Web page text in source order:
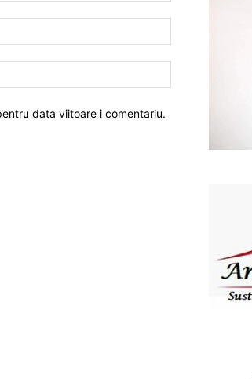
data viitoare i comentariu.